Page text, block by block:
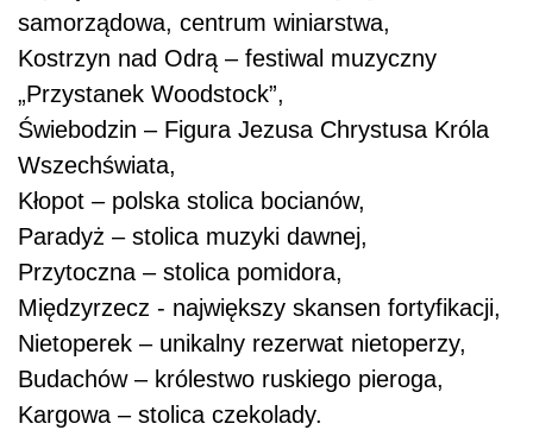
samorządowa, centrum winiarstwa,
Kostrzyn nad Odrą – festiwal muzyczny
„Przystanek Woodstock”,
Świebodzin – Figura Jezusa Chrystusa Króla
Wszechświata,
Kłopot – polska stolica bocianów,
Paradyż – stolica muzyki dawnej,
Przytoczna – stolica pomidora,
Międzyrzecz - największy skansen fortyfikacji,
Nietoperek – unikalny rezerwat nietoperzy,
Budachów – królestwo ruskiego pieroga,
Kargowa – stolica czekolady.